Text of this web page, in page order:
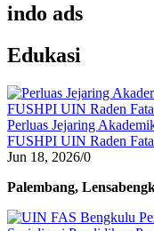
indo ads
Edukasi
Perluas Jejaring
FUSHPI UIN Raden
Jun 18, 2026/0
Palembang,